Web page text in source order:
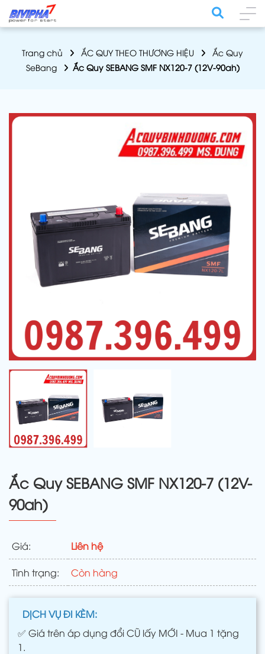
Trang chủ ẮC QUY THEO THƯƠNG HIỆU
Ắc Quy
SeBang
Ắc Quy SEBANG SMF NX120-7 (12V-90ah)
Ắc Quy SEBANG SMF NX120-7 (12V-
90ah)
Giá: Liên hệ
Tình trạng: Còn hàng
DỊCH VỤ ĐI KÈM:
✅ Giá trên áp dụng đổi CŨ lấy MỚI - Mua 1 tặng
1.